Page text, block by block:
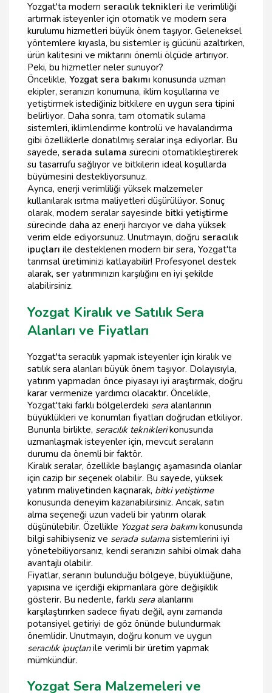
Yozgat'ta modern seracılık teknikleri ile verimliliği
artırmak isteyenler için otomatik ve modern sera
kurulumu hizmetleri büyük önem taşıyor. Geleneksel
yöntemlere kıyasla, bu sistemler iş gücünü azaltırken,
ürün kalitesini ve miktarını önemli ölçüde artırıyor.
Peki, bu hizmetler neler sunuyor?
Öncelikle, Yozgat sera bakımı konusunda uzman
ekipler, seranızın konumuna, iklim koşullarına ve
yetiştirmek istediğiniz bitkilere en uygun sera tipini
belirliyor. Daha sonra, tam otomatik sulama
sistemleri, iklimlendirme kontrolü ve havalandırma
gibi özelliklerle donatılmış seralar inşa ediyorlar. Bu
sayede, serada sulama sürecini otomatikleştirerek
su tasarrufu sağlıyor ve bitkilerin ideal koşullarda
büyümesini destekliyorsunuz.
Ayrıca, enerji verimliliği yüksek malzemeler
kullanılarak ısıtma maliyetleri düşürülüyor. Sonuç
olarak, modern seralar sayesinde bitki yetiştirme
sürecinde daha az enerji harcıyor ve daha yüksek
verim elde ediyorsunuz. Unutmayın, doğru seracılık
ipuçları ile desteklenen modern bir sera, Yozgat'ta
tarımsal üretiminizi katlayabilir! Profesyonel destek
alarak, ser yatırımınızın karşılığını en iyi şekilde
alabilirsiniz.
Yozgat Kiralık ve Satılık Sera
Alanları ve Fiyatları
Yozgat'ta seracılık yapmak isteyenler için kiralık ve
satılık sera alanları büyük önem taşıyor. Dolayısıyla,
yatırım yapmadan önce piyasayı iyi araştırmak, doğru
karar vermenize yardımcı olacaktır. Öncelikle,
Yozgat'taki farklı bölgelerdeki seraalanlarının
büyüklükleri ve konumları fiyatları doğrudan etkiliyor.
Bununla birlikte, seracılık tekniklerikonusunda
uzmanlaşmak isteyenler için, mevcut seraların
durumu da önemli bir faktör.
Kiralık seralar, özellikle başlangıç aşamasında olanlar
için cazip bir seçenek olabilir. Bu sayede, yüksek
yatırım maliyetinden kaçınarak, bitki yetiştirme
konusunda deneyim kazanabilirsiniz. Ancak, satın
alma seçeneği uzun vadeli bir yatırım olarak
düşünülebilir. Özellikle Yozgat sera bakımıkonusunda
bilgi sahibiyseniz ve serada sulamasistemlerini iyi
yönetebiliyorsanız, kendi seranızın sahibi olmak daha
avantajlı olabilir.
Fiyatlar, seranın bulunduğu bölgeye, büyüklüğüne,
yapısına ve içerdiği ekipmanlara göre değişiklik
gösterir. Bu nedenle, farklı seraalanlarını
karşılaştırırken sadece fiyatı değil, aynı zamanda
potansiyel getiriyi de göz önünde bulundurmak
önemlidir. Unutmayın, doğru konum ve uygun
seracılık ipuçlarıile verimli bir üretim yapmak
mümkündür.
Yozgat Sera Malzemeleri ve